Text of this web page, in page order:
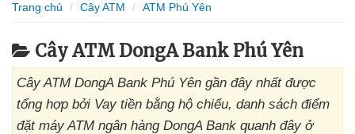
Trang chủ Cây ATM ATM Phú Yên
Cây ATM DongA Bank Phú Yên
Cây ATM DongA Bank Phú Yên gần đây nhất được
tổng hợp bởi Vay tiền bằng hộ chiếu, danh sách điểm
đặt máy ATM ngân hàng DongA Bank quanh đây ở